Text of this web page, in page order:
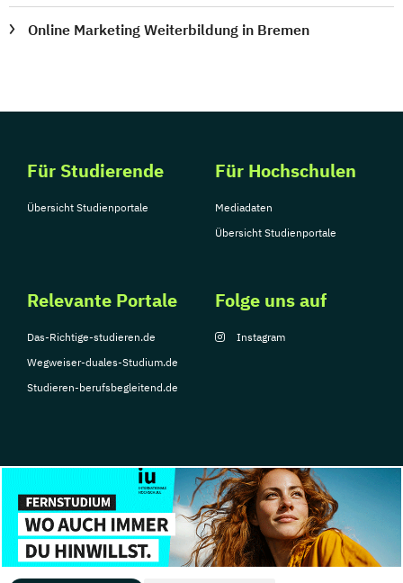
Online Marketing Weiterbildung in Bremen
Für Studierende
Übersicht Studienportale
Für Hochschulen
Mediadaten
Übersicht Studienportale
Relevante Portale
Das-Richtige-studieren.de
Wegweiser-duales-Studium.de
Studieren-berufsbegleitend.de
Folge uns auf
Instagram
© Copyright 2026, TarGroup Media GmbH
Impressum
Datenschutzerklärung Nutzungsbedingungen